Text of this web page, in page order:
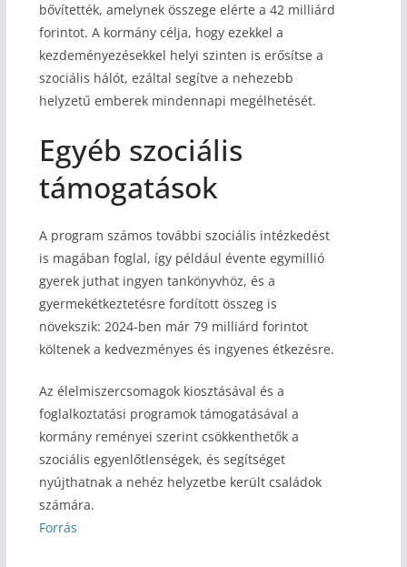
bővítették, amelynek összege elérte a 42 milliárd
forintot. A kormány célja, hogy ezekkel a
kezdeményezésekkel helyi szinten is erősítse a
szociális hálót, ezáltal segítve a nehezebb
helyzetű emberek mindennapi megélhetését.
Egyéb szociális
támogatások
A program számos további szociális intézkedést
is magában foglal, így például évente egymillió
gyerek juthat ingyen tankönyvhöz, és a
gyermekétkeztetésre fordított összeg is
növekszik: 2024-ben már 79 milliárd forintot
költenek a kedvezményes és ingyenes étkezésre.
Az élelmiszercsomagok kiosztásával és a
foglalkoztatási programok támogatásával a
kormány reményei szerint csökkenthetők a
szociális egyenlőtlenségek, és segítséget
nyújthatnak a nehéz helyzetbe került családok
számára.
Forrás